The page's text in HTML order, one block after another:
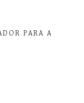
PARA A